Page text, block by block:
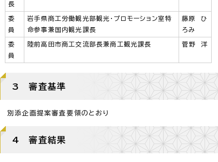
長
委
員
岩手県商工労働観光部観光・プロモーション室特
命参事兼国内観光課長
藤原 ひ
ろみ
委
員
陸前高田市商工交流部長兼商工観光課長 菅野 洋
3 審査基準
別添企画提案審査要領のとおり
4 審査結果